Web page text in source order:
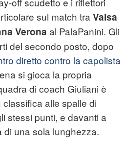
sul match tra Valsa
Verona al PalaPanini. Gli
del secondo posto, dopo
diretto contro la capolista
si gioca la propria
di coach Giuliani è
alle spalle di
stessi punti, e davanti a
di una sola lunghezza.